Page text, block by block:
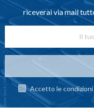
riceverai via mail
Accetto le condizioni